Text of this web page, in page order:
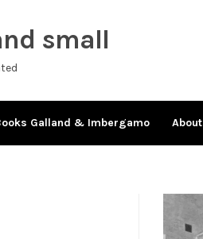
small
Galland & Imbergamo About